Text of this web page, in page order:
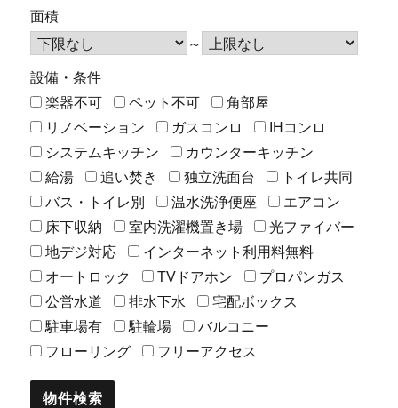
面積
～
設備・条件
楽器不可
ペット不可
角部屋
リノベーション
ガスコンロ
IHコンロ
システムキッチン
カウンターキッチン
給湯
追い焚き 独立洗面台
トイレ共同
バス・トイレ別
温水洗浄便座
エアコン
床下収納
室内洗濯機置き場
光ファイバー
地デジ対応
インターネット利用料無料
オートロック
TVドアホン
プロパンガス
公営水道
排水下水
宅配ボックス
駐車場有
駐輪場
バルコニー
フローリング
フリーアクセス